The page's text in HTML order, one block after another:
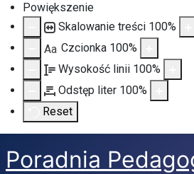
Powiększenie
Skalowanie treści 100%
Aa Czcionka 100%
Wysokość linii 100%
Odstęp liter 100%
Reset
Poradnia